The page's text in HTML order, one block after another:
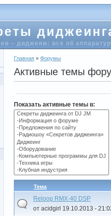
– диджеям: все об
Главная » Форумы
Активные темы
Показать активные темы в:
Тема
Reloop RMX-40 DSP
от acidgirl 19.10.2013 -